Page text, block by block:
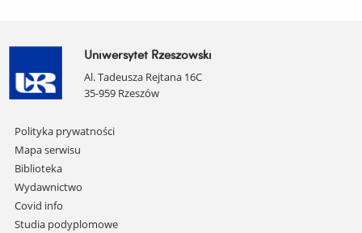
Uniwersytet Rzeszowski
Al. Tadeusza Rejtana 16C
35-959 Rzeszów
Pomiń
nawigację
i
przejdź
do
treści
Polityka prywatności
Mapa serwisu
Biblioteka
Wydawnictwo
Covid info
Studia podyplomowe